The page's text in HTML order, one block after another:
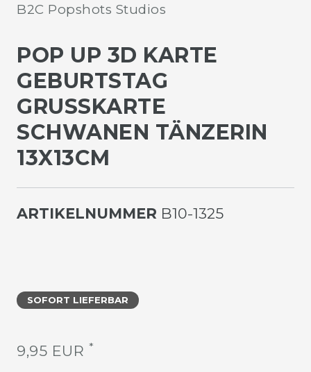
B2C Popshots Studios
POP UP 3D KARTE
GEBURTSTAG
GRUSSKARTE S
CHWANEN TÄNZERIN 1
3X13CM
ARTIKELNUMMER B10-1325
SOFORT LIEFERBAR
9,95 EUR *